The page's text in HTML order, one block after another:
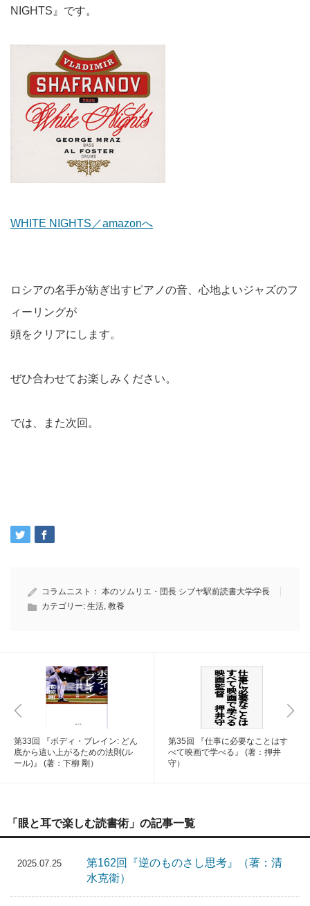
NIGHTS』です。
WHITE NIGHTS／amazonへ
ロシアの名手が紡ぎ出すピアノの音、心地よいジャズのフ
ィーリングが
頭をクリアにします。
ぜひ合わせてお楽しみください。
では、また次回。
コラムニスト： 本のソムリエ・団長 シブヤ駅前読書大学学長
カテゴリー: 生活, 教養
第33回 『ボディ・ブレイン: どん
底から這い上がるための法則(ル
ール)』 (著：下柳 剛）
第35回 『仕事に必要なことはす
べて映画で学べる』 (著：押井
守）
「眼と耳で楽しむ読書術」の記事一覧
2025.07.25
第162回『逆のものさし思考』（著：清
水克衛）